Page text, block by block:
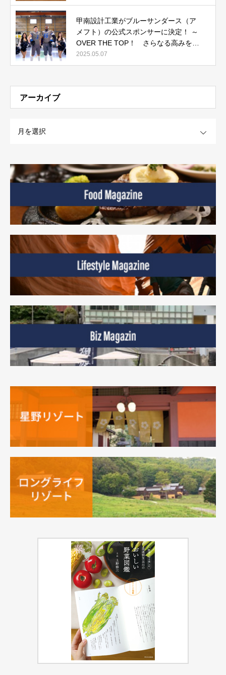
開中
甲南設計工業がブルーサンダース（ア
メフト）の公式スポンサーに決定！ ～
OVER THE TOP！ さらなる高みを目
指して～
2025.05.07
アーカイブ